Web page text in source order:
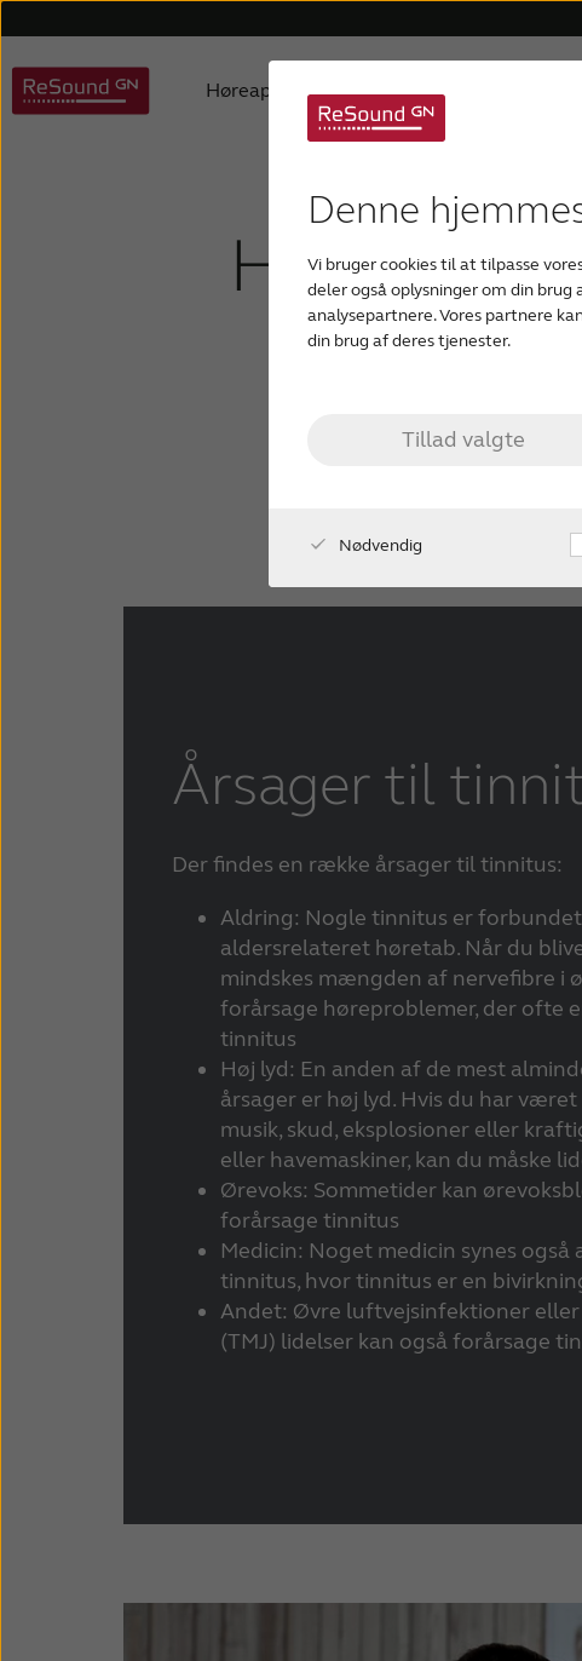
Denne
Vi bruger cookies til at tilpasse
deler også oplysninger om din
analysepartnere. Vores partnere
din brug af deres tjenester.
Tillad valgte
Nødvendig
Høreapparater
Tinnitus høreapparater
Høretab
Hvad
Årsager til
Der findes en række årsager til tinnitus:
Aldring: Nogle tinnitus er
aldersrelateret høretab. Når du
mindskes mængden af nervefibre i
forårsage høreproblemer, der ofte
tinnitus
Høj lyd: En anden af de mest
årsager er høj lyd. Hvis du har
musik, skud, eksplosioner eller
eller havemaskiner, kan du måske
Ørevoks: Sommetider kan
forårsage tinnitus
Medicin: Noget medicin synes
tinnitus, hvor tinnitus er en
Andet: Øvre luftvejsinfektioner
(TMJ) lidelser kan også forårsage